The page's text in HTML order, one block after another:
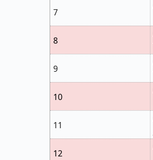
7
8
9
10
11
12